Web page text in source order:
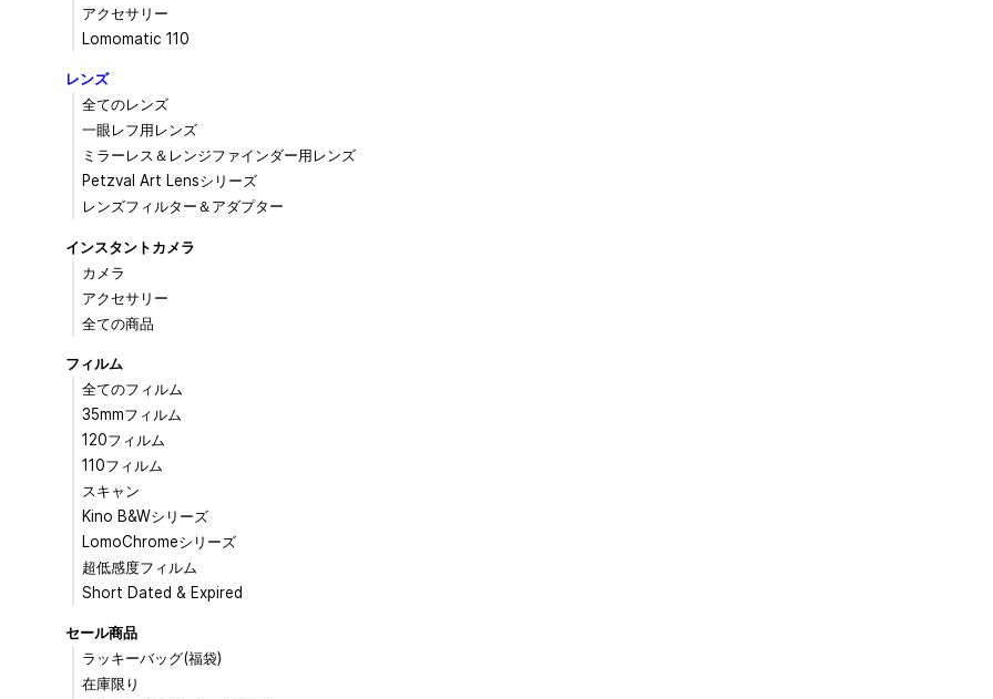
アクセサリー
Lomomatic 110
レンズ
全てのレンズ
一眼レフ用レンズ
ミラーレス＆レンジファインダー用レンズ
Petzval Art Lensシリーズ
レンズフィルター＆アダプター
インスタントカメラ
カメラ
アクセサリー
全ての商品
フィルム
全てのフィルム
35mmフィルム
120フィルム
110フィルム
スキャン
Kino B&Wシリーズ
LomoChromeシリーズ
超低感度フィルム
Short Dated & Expired
セール商品
ラッキーバッグ(福袋)
在庫限り